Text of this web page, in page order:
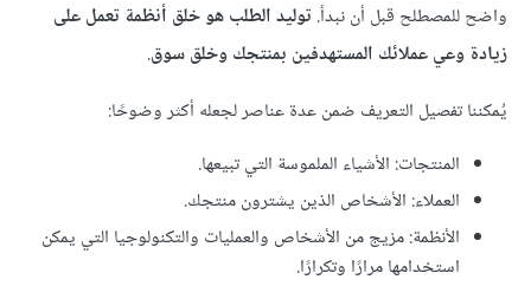
واضح للمصطلح قبل أن نبدأ. توليد الطلب هو خلق أنظمة تعمل على
زيادة وعي عملائك المستهدفين بمنتجك وخلق سوق.
يُمكننا تفصيل التعريف ضمن عدة عناصر لجعله أكثر وضوحًا:
المنتجات: الأشياء الملموسة التي تبيعها.
العملاء: الأشخاص الذين يشترون منتجك.
الأنظمة: مزيج من الأشخاص والعمليات والتكنولوجيا التي يمكن
استخدامها مرارًا وتكرارًا.